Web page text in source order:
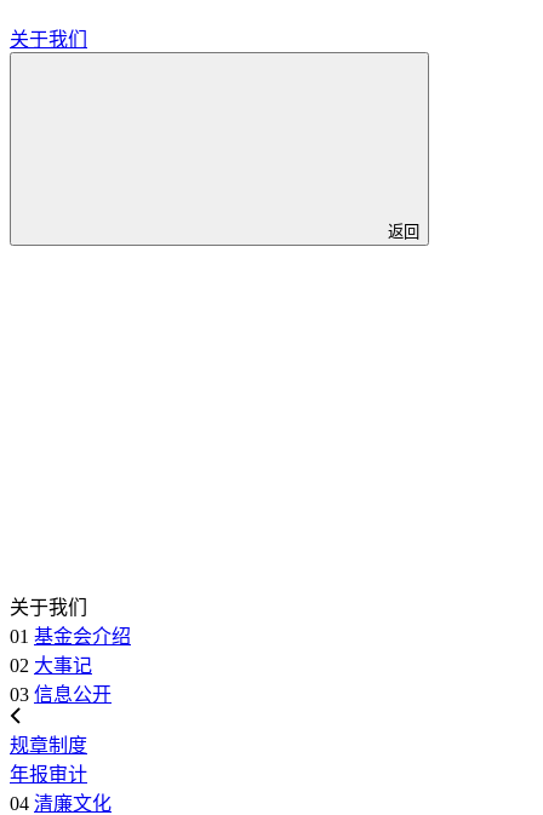
关于我们
返回
关于我们
01 基金会介绍
02 大事记
03 信息公开
规章制度
年报审计
04 清廉文化